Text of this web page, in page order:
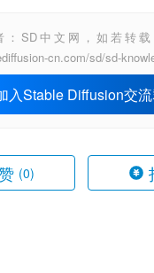
：SD中文网，如若转载
cn.com/sd/sd-
入Stable Diffusion交
(0)